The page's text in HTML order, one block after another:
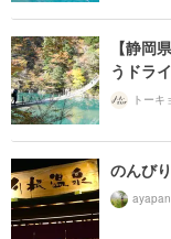
【静岡
うドラ
のんび